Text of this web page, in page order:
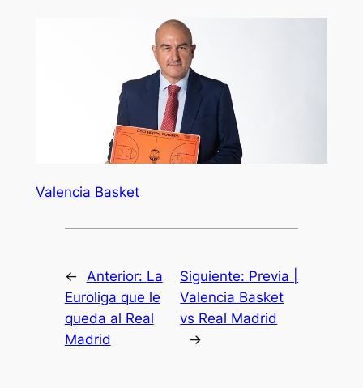
Valencia Basket
← Anterior: La
Euroliga que le
queda al Real
Madrid
Siguiente: Previa |
Valencia Basket
vs Real Madrid
→